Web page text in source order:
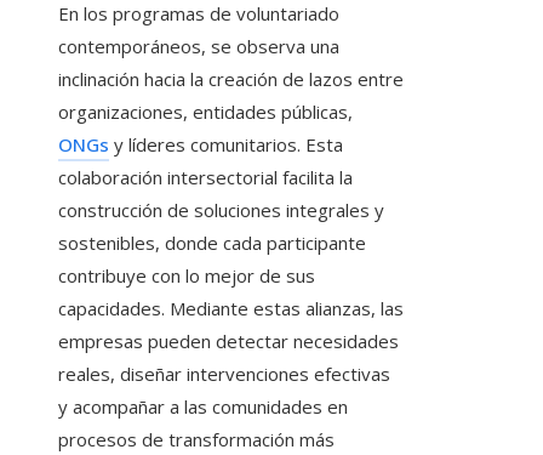
En los programas de voluntariado
contemporáneos, se observa una
inclinación hacia la creación de lazos entre
organizaciones, entidades públicas,
ONGs y líderes comunitarios. Esta
colaboración intersectorial facilita la
construcción de soluciones integrales y
sostenibles, donde cada participante
contribuye con lo mejor de sus
capacidades. Mediante estas alianzas, las
empresas pueden detectar necesidades
reales, diseñar intervenciones efectivas
y acompañar a las comunidades en
procesos de transformación más